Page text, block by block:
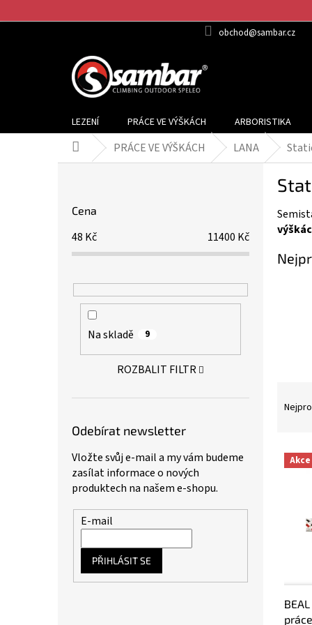
na
obchod@sambar.cz
LEZENÍ PRÁCE VE VÝŠKÁCH ARBORISTIKA
Domů PRÁCE VE VÝŠKÁCH LANA
Cena
48 Kč 11400 Kč
Na skladě 9
ROZBALIT FILTR
Odebírat newsletter
Vložte svůj e-mail a my vám budeme
zasílat informace o nových
produktech na našem e-shopu.
E-mail
PŘIHLÁSIT SE
nV Akce